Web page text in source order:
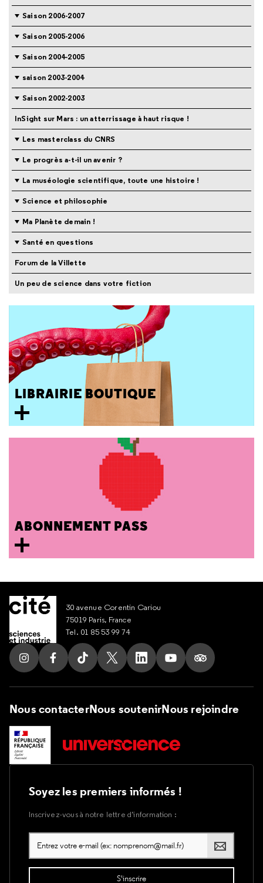
Saison 2006-2007
Saison 2005-2006
Saison 2004-2005
saison 2003-2004
Saison 2002-2003
InSight sur Mars : un atterrissage à haut risque !
Les masterclass du CNRS
Le progrès a-t-il un avenir ?
La muséologie scientifique, toute une histoire !
Science et philosophie
Ma Planète demain !
Santé en questions
Forum de la Villette
Un peu de science dans votre fiction
LIBRAIRIE BOUTIQUE
ABONNEMENT PASS
30 avenue Corentin Cariou
75019 Paris, France
Tel. 01 85 53 99 74
Suivez nous sur Instagram
Suivez nous sur Facebook
Suivez nous sur Tik Tok
Suivez nous sur X
Suivez nous sur LinkedIn
Suivez nous sur
Suivez nous
Nous contacterNous soutenirNous rejoindre
Soyez les premiers informés !
Inscrivez-vous à notre lettre d’information :